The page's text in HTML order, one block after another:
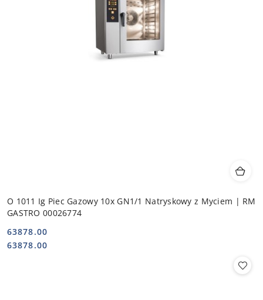
O 1011 Ig Piec Gazowy 10x GN1/1 Natryskowy z Myciem | RM
GASTRO 00026774
Cena:
63878.00
Cena:
63878.00